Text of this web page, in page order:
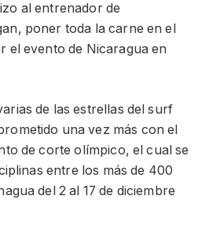
al entrenador de
poner toda la carne en el
el evento de Nicaragua en
de las estrellas del surf
una vez más con el
de corte olímpico, el cual se
entre los más de 400
del 2 al 17 de diciembre